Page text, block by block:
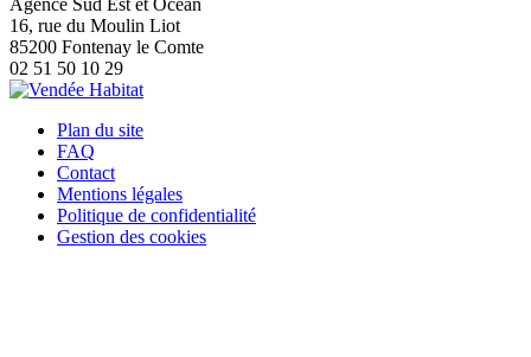
16, rue du Moulin Liot
85200 Fontenay le Comte
02 51 50 10 29
Plan du site
FAQ
Contact
Mentions légales
Politique de confidentialité
Gestion des cookies